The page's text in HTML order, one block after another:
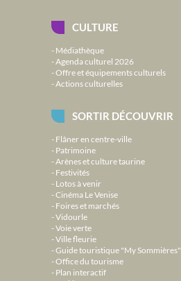
CULTURE
Médiathèque
Agenda culturel 2026
Offre et équipements culturels
Actions culturelles
SORTIR DÉCOUVRIR
Flâner en centre-ville
Patrimoine
Arènes et culture taurine
Festivités
Lotos à venir
Cinéma Le Venise
Foires et marchés
Vidourle
Voie verte
Ville fleurie
Guide touristique "My Sommières"
Office du tourisme
Plan interactif